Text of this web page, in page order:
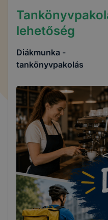
lehetőség
Diákmunka -
tankönyvpakolás